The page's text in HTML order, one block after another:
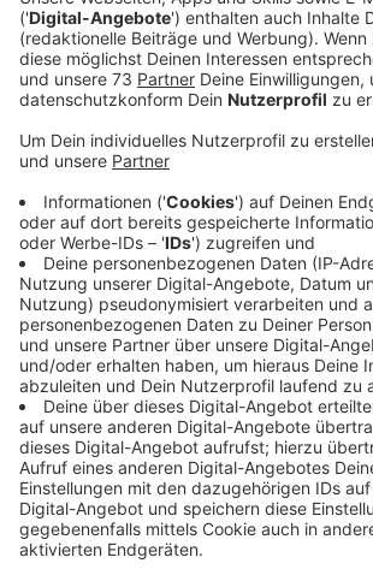
Selena Gomez hatte die Befürchtung,
wäre am Ende, wenn sie ihr neues
veröffentlichen würde, weil sie nicht
den Leuten gefällt. In einem Interview
''I worked so, so hard on this album. It
come out and completely flopped, and
well, where do you go from here?"
wie sich inzwischen herausgestellt hat:
that it's doing well. But I did everything
make it as personal and real (as
sagen: Auch Album Nummer drei ist ein
Deutschland ist es zum Beispiel direkt
eingestiegen.
Anzeige
Wir benötigen Ihre
Zustimmung, um den